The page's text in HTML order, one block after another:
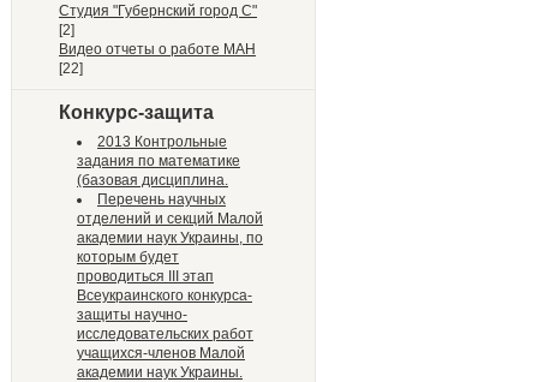
Студия "Губернский город С"
[2]
Видео отчеты о работе МАН
[22]
Конкурс-защита
2013 Контрольные
задания по математике
(базовая дисциплина.
Перечень научных
отделений и секций Малой
академии наук Украины, по
которым будет
проводиться III этап
Всеукраинского конкурса-
защиты научно-
исследовательских работ
учащихся-членов Малой
академии наук Украины.